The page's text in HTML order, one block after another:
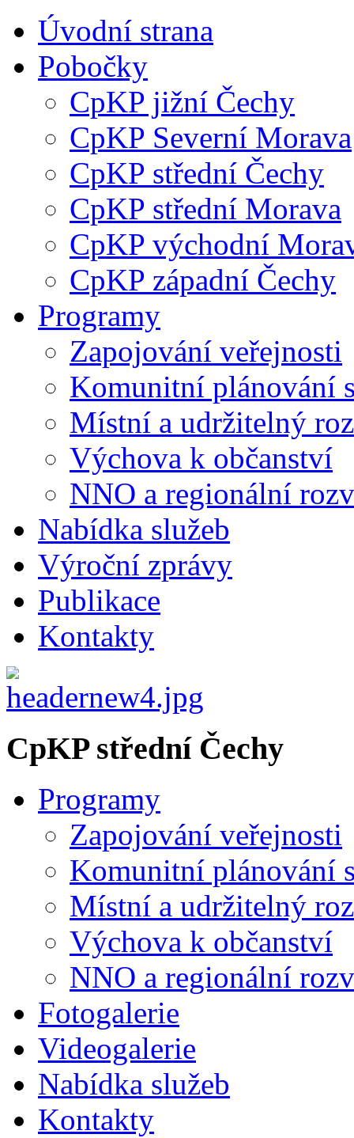
Úvodní strana
Pobočky
CpKP jižní Čechy
CpKP Severní Morava
CpKP střední Čechy
CpKP střední Morava
CpKP východní
CpKP západní Čechy
Programy
Zapojování veřejnosti
Komunitní plánování
Místní a udržitelný
Výchova k občanství
NNO a regionální
Nabídka služeb
Výroční zprávy
Publikace
Kontakty
CpKP střední Čechy
Programy
Zapojování veřejnosti
Komunitní plánování
Místní a udržitelný
Výchova k občanství
NNO a regionální
Fotogalerie
Videogalerie
Nabídka služeb
Kontakty